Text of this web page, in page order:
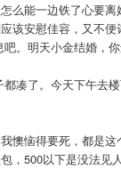
么能一边铁了心要
该安慰佳容，又不
吧。明天小金结婚，
都凑了。今天下午去
懊恼得要死，都是
，500以下是没法见